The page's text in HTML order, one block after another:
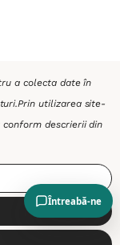
a colecta date în
Prin utilizarea site-
descrierii din